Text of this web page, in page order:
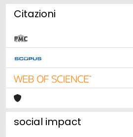
Citazioni
social impact